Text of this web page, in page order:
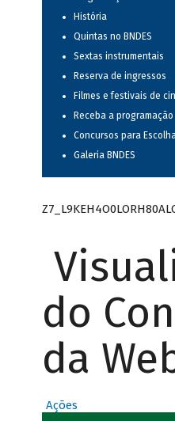
História
Quintas no BNDES
Sextas instrumentais
Reserva de ingressos
Filmes e festivais de
Receba a programação
Concursos para
Galeria BNDES
do
da
Ações